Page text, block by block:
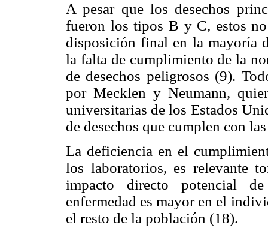
A pesar que los desechos
fueron los tipos B y C, estos
disposición final en la mayoría
la falta de cumplimiento de la
de desechos peligrosos (9).
por Mecklen y Neumann,
universitarias de los Estados
de desechos que cumplen con
La deficiencia en el
los laboratorios, es relevante
impacto directo potencial
enfermedad es mayor en el
el resto de la población (18).